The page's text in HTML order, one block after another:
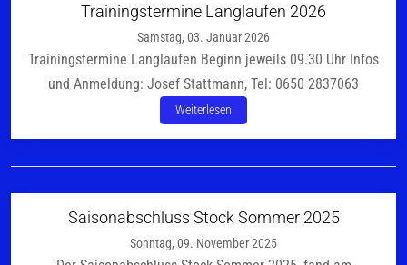
Trainingstermine Langlaufen 2026
Samstag, 03. Januar 2026
Trainingstermine Langlaufen Beginn jeweils 09.30 Uhr Infos
und Anmeldung: Josef Stattmann, Tel: 0650 2837063
Weiterlesen
Saisonabschluss Stock Sommer 2025
Sonntag, 09. November 2025